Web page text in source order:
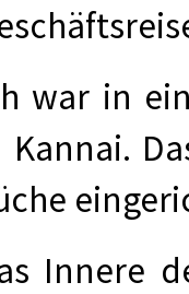
war in
Kannai.
Innere